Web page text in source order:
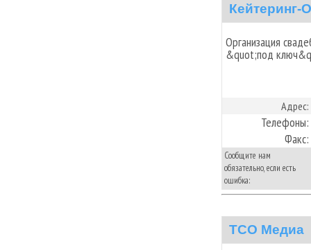
Кейтеринг-
Организация
&quot;под
Адрес:
Телефоны:
Факс:
Сообщите нам
обязательно, если есть
ошибка:
ТСО Медиа